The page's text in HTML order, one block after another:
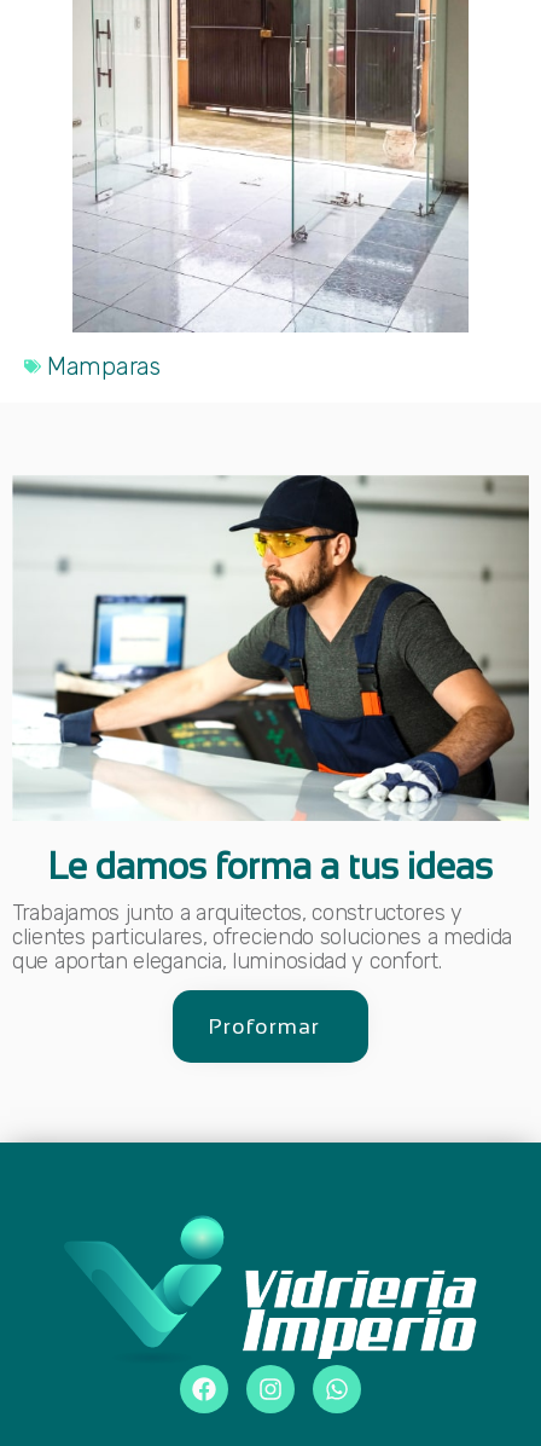
Mamparas
Le damos forma a tus ideas
Trabajamos junto a arquitectos, constructores y
clientes particulares, ofreciendo soluciones a medida
que aportan elegancia, luminosidad y confort.
Proformar